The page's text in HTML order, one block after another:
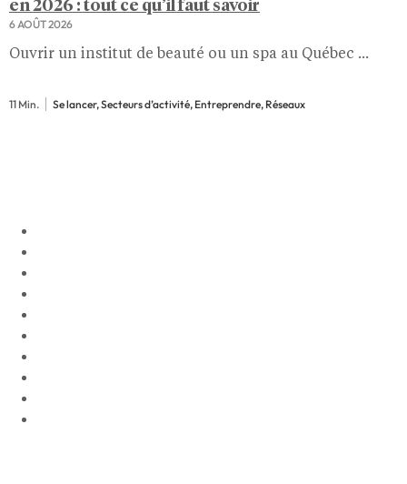
en 2026 : tout ce qu’il faut savoir
6 AOÛT 2026
Ouvrir un institut de beauté ou un spa au Québec ...
11 Min. Se lancer, Secteurs d’activité, Entreprendre, Réseaux